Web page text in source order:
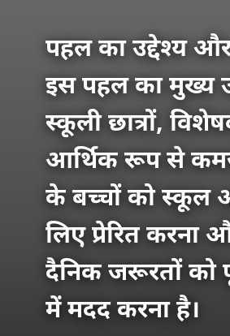
पहल का उद्देश्य
इस पहल का मुख्य
स्कूली छात्रों,
आर्थिक रूप से
के बच्चों को
लिए प्रेरित करना
दैनिक जरूरतों को
में मदद करना है।